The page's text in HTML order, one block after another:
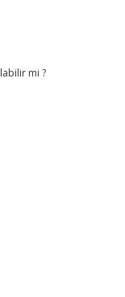
mi ?